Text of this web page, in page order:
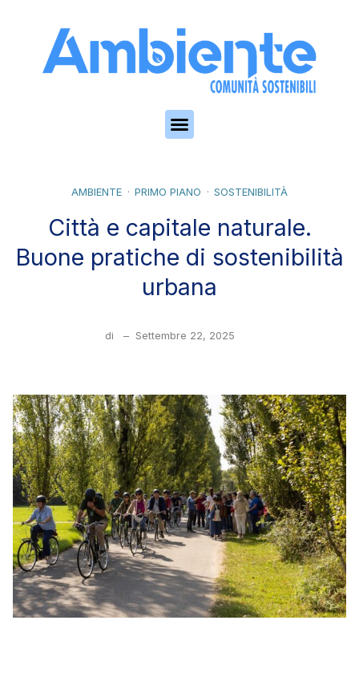
AMBIENTE PRIMO PIANO SOSTENIBILITÀ
Città e capitale naturale.
Buone pratiche di sostenibilità
urbana
di – Settembre 22, 2025